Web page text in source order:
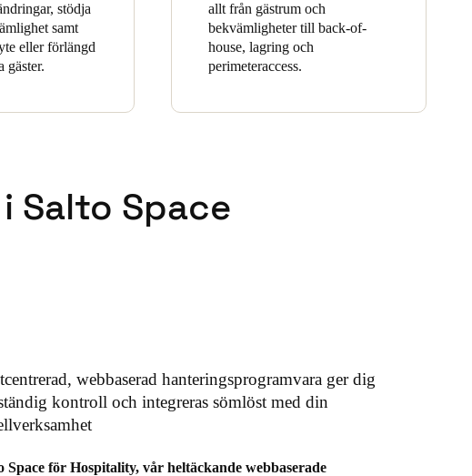
stödja
samt
eller förlängd
gäster.
allt från gästrum och
bekvämligheter till back-of-
house, lagring och
perimeteraccess.
Salto Space
webbaserad hanteringsprogramvara ger dig
kontroll och integreras sömlöst med din
Space för Hospitality, vår heltäckande webbaserade